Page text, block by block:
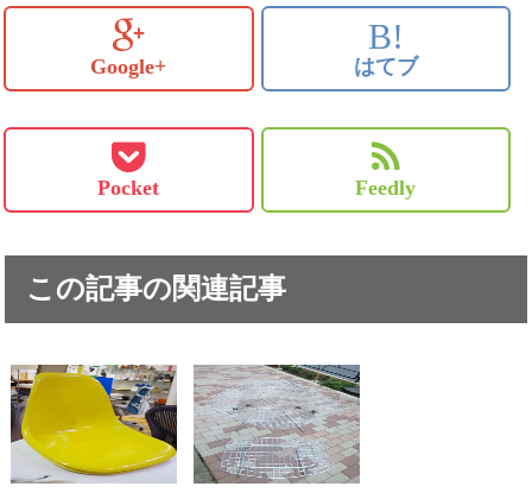
Google+
B!
はてブ
Pocket Feedly
この記事の関連記事